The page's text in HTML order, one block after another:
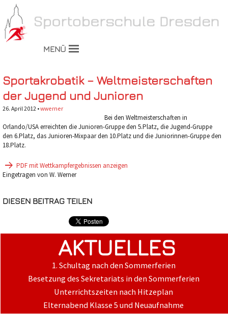
MENÜ
Sportakrobatik – Weltmeisterschaften
der Jugend und Junioren
26. April 2012 •wwerner
Bei den Weltmeisterschaften in
Orlando/USA erreichten die Junioren-Gruppe den 5.Platz, die Jugend-Gruppe
den 6.Platz, das Junioren-Mixpaar den 10.Platz und die Juniorinnen-Gruppe den
18.Platz.
PDF mit Wettkampfergebnissen anzeigen
Eingetragen von W. Werner
DIESEN BEITRAG TEILEN
AKTUELLES
1. Schultag nach den Sommerferien
Besetzung des Sekretariats in den Sommerferien
Unterrichtszeiten nach Hitzeplan
Elternabend Klasse 5 und Neuaufnahme